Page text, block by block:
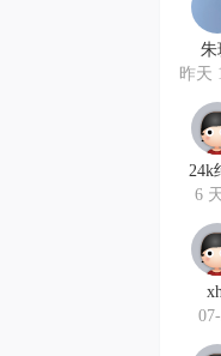
朱
昨天
24k
6